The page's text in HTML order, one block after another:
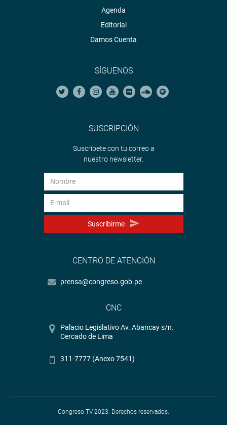
Agenda
Editorial
Damos Cuenta
SÍGUENOS
SUSCRIPCIÓN
Suscríbete con tu correo a
nuestro newsletter.
Suscribirme
CENTRO DE ATENCIÓN
prensa@congreso.gob.pe
CNC
Palacio Legislativo Av. Abancay s/n.
Cercado de Lima
311-7777 (Anexo 7541)
Congreso TV 2023. Derechos reservados.